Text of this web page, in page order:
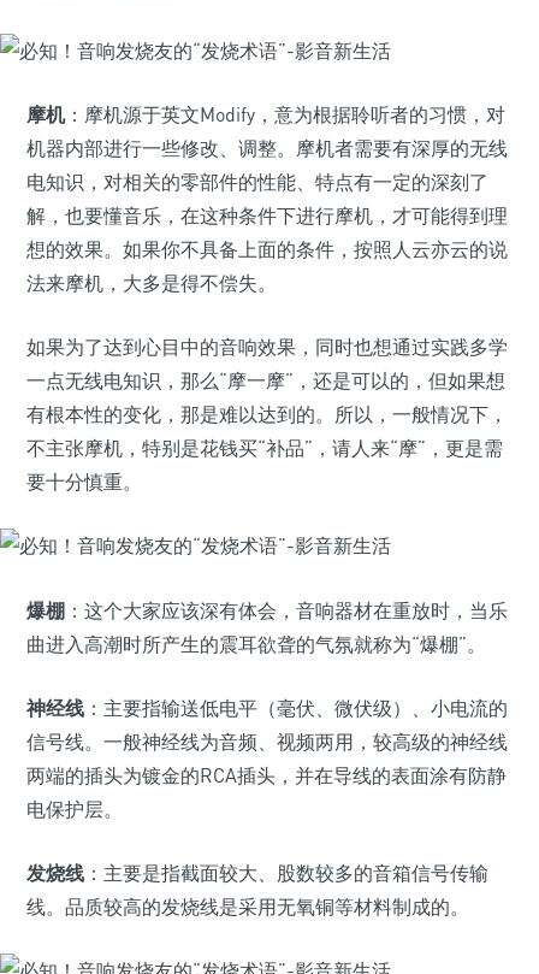
摩机：摩机源于英文Modify，意为根据聆听者的习惯，对
机器内部进行一些修改、调整。摩机者需要有深厚的无线
电知识，对相关的零部件的性能、特点有一定的深刻了
解，也要懂音乐，在这种条件下进行摩机，才可能得到理
想的效果。如果你不具备上面的条件，按照人云亦云的说
法来摩机，大多是得不偿失。
如果为了达到心目中的音响效果，同时也想通过实践多学
一点无线电知识，那么“摩一摩”，还是可以的，但如果想
有根本性的变化，那是难以达到的。所以，一般情况下，
不主张摩机，特别是花钱买“补品”，请人来“摩”，更是需
要十分慎重。
爆棚 ：这个大家应该深有体会，音响器材在重放时，当乐
曲进入高潮时所产生的震耳欲聋的气氛就称为“爆棚”。
神经线 ：主要指输送低电平（毫伏、微伏级）、小电流的
信号线。一般神经线为音频、视频两用，较高级的神经线
两端的插头为镀金的RCA插头，并在导线的表面涂有防静
电保护层。
发烧线 ：主要是指截面较大、股数较多的音箱信号传输
线。品质较高的发烧线是采用无氧铜等材料制成的。